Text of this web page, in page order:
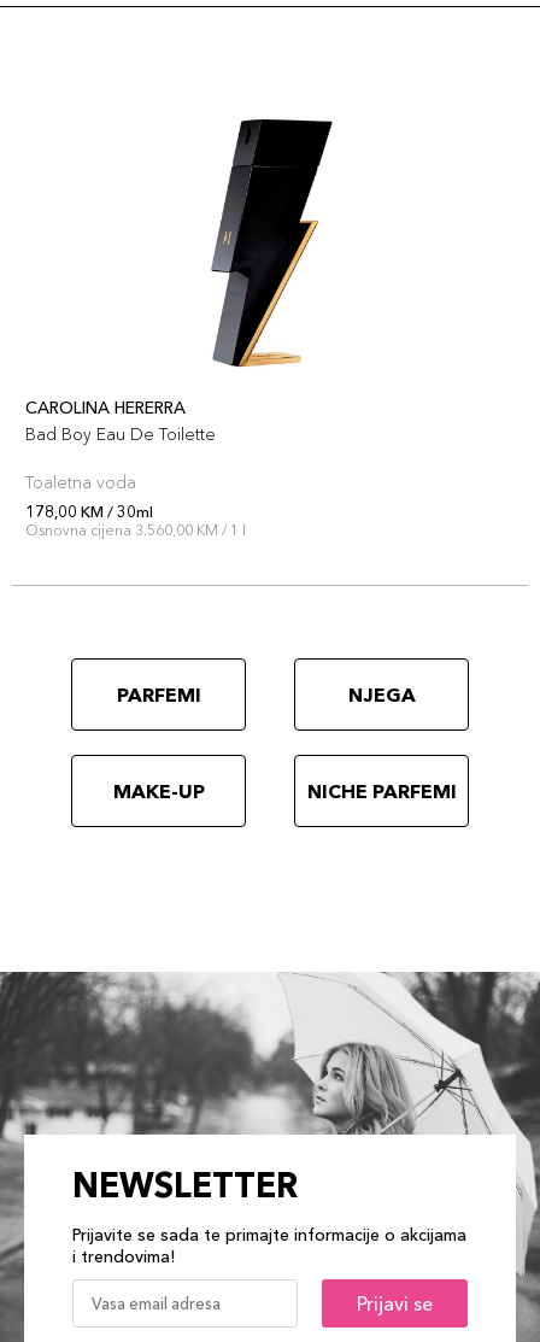
CAROLINA HERERRA
Bad Boy Eau De Toilette
Toaletna voda
178,00 KM / 30ml
Osnovna cijena 3.560,00 KM / 1 l
PARFEMI NJEGA
MAKE-UP NICHE PARFEMI
NEWSLETTER
Prijavite se sada te primajte informacije o akcijama
i trendovima!
Prijavi se